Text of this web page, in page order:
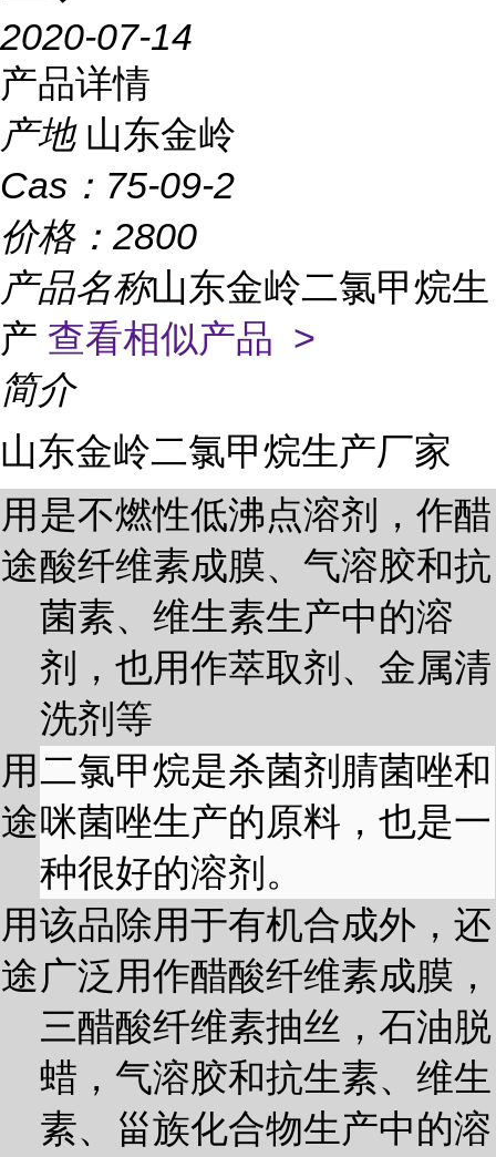
2020-07-14
产品详情
产地 山东金岭
Cas： 75-09-2
价格： 2800
产品名称山东金岭二氯甲烷生
产 查看相似产品 >
简介
山东金岭二氯甲烷生产厂家
用
途
是不燃性低沸点溶剂，作醋
酸纤维素成膜、气溶胶和抗
菌素、维生素生产中的溶
剂，也用作萃取剂、金属清
洗剂等
用
途
二氯甲烷是杀菌剂腈菌唑和
咪菌唑生产的原料，也是一
种很好的溶剂。
用
途
该品除用于有机合成外，还
广泛用作醋酸纤维素成膜，
三醋酸纤维素抽丝，石油脱
蜡，气溶胶和抗生素、维生
素、甾族化合物生产中的溶